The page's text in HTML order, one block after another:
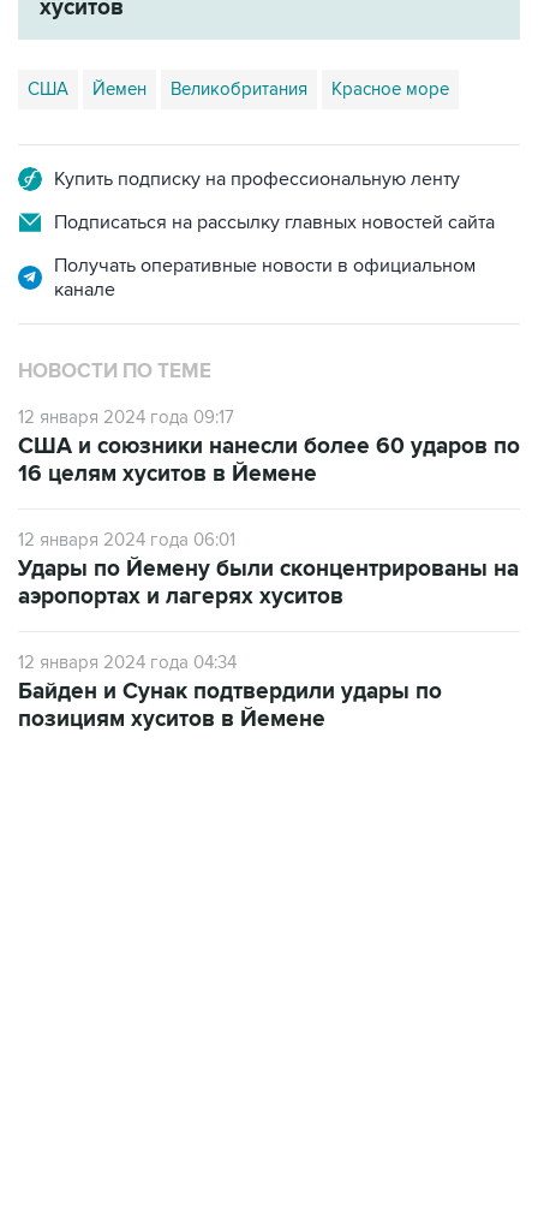
хуситов
США Йемен Великобритания Красное море
Купить подписку на профессиональную ленту
Подписаться на рассылку главных новостей сайта
Получать оперативные новости в официальном
канале
НОВОСТИ ПО ТЕМЕ
12 января 2024 года 09:17
США и союзники нанесли более 60 ударов по
16 целям хуситов в Йемене
12 января 2024 года 06:01
Удары по Йемену были сконцентрированы на
аэропортах и лагерях хуситов
12 января 2024 года 04:34
Байден и Сунак подтвердили удары по
позициям хуситов в Йемене